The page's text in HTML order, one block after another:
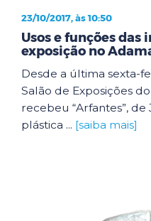
23/10/2017, às 10:50
Usos e funções das
exposição no
Desde a última sexta-
Salão de Exposições
recebeu “Arfantes”,
plástica ... [saiba mais]